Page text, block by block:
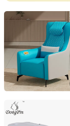
Fujian Jingtuo
Fujian, China
Dongpin Beauty